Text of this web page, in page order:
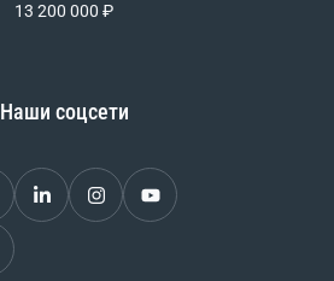
13 200 000 ₽
Наши соцсети